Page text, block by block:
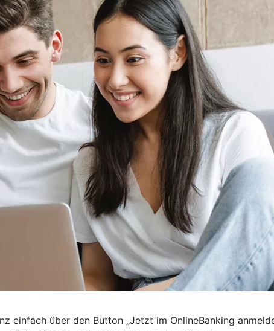
einfach über den Button „Jetzt im OnlineBanking